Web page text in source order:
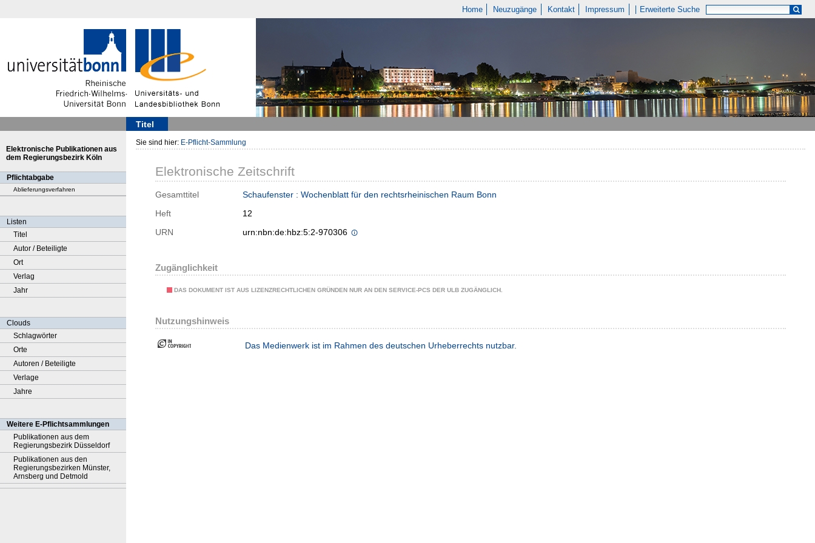
Home Neuzugänge Kontakt Impressum Erweiterte Suche
Titel
Elektronische Publikationen aus
dem Regierungsbezirk Köln
Pflichtabgabe
Ablieferungsverfahren
Listen
Titel
Autor / Beteiligte
Ort
Verlag
Jahr
Clouds
Schlagwörter
Orte
Autoren / Beteiligte
Verlage
Jahre
Weitere E-Pflichtsammlungen
Publikationen aus dem
Regierungsbezirk Düsseldorf
Publikationen aus den
Regierungsbezirken Münster,
Arnsberg und Detmold
Sie sind hier: E-Pflicht-Sammlung
Elektronische Zeitschrift
Gesamttitel
Schaufenster : Wochenblatt für den rechtsrheinischen Raum Bonn
Heft
12
URN
urn:nbn:de:hbz:5:2-970306
Zugänglichkeit
DAS DOKUMENT IST AUS LIZENZRECHTLICHEN GRÜNDEN NUR AN DEN SERVICE-PCS DER ULB ZUGÄNGLICH.
Nutzungshinweis
Das Medienwerk ist im Rahmen des deutschen Urheberrechts nutzbar.